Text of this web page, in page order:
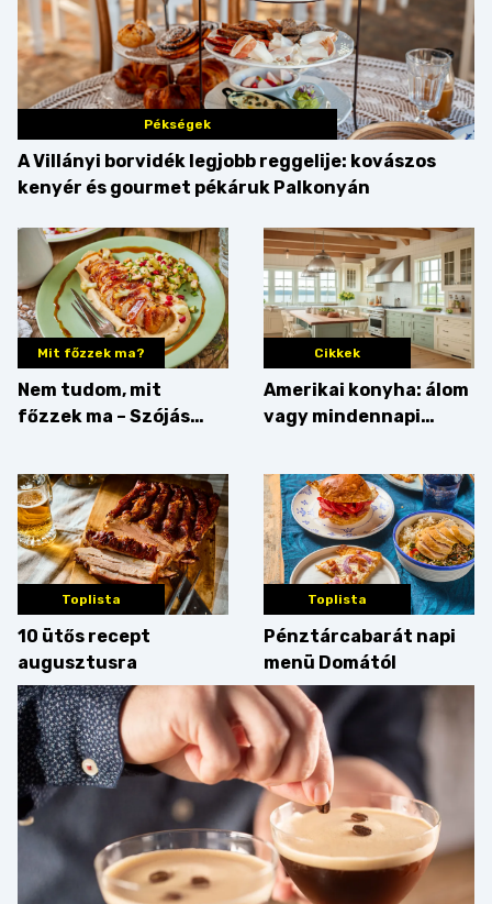
Pékségek
A Villányi borvidék legjobb reggelije: kovászos
kenyér és gourmet pékáruk Palkonyán
Mit főzzek ma?
Nem tudom, mit
főzzek ma – Szójás
Cikkek
Amerikai konyha: álom
vagy mindennapi
az érveket
Toplista
10 ütős recept
augusztusra
Toplista
Pénztárcabarát napi
menü Domától